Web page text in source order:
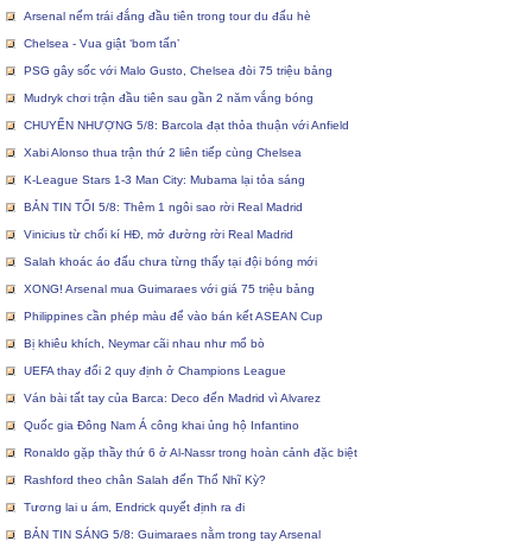
Arsenal nếm trái đắng đầu tiên trong tour du đấu hè
Chelsea - Vua giật ‘bom tấn’
PSG gây sốc với Malo Gusto, Chelsea đòi 75 triệu bảng
Mudryk chơi trận đầu tiên sau gần 2 năm vắng bóng
CHUYỂN NHƯỢNG 5/8: Barcola đạt thỏa thuận với Anfield
Xabi Alonso thua trận thứ 2 liên tiếp cùng Chelsea
K-League Stars 1-3 Man City: Mubama lại tỏa sáng
BẢN TIN TỐI 5/8: Thêm 1 ngôi sao rời Real Madrid
Vinicius từ chối kí HĐ, mở đường rời Real Madrid
Salah khoác áo đấu chưa từng thấy tại đội bóng mới
XONG! Arsenal mua Guimaraes với giá 75 triệu bảng
Philippines cần phép màu để vào bán kết ASEAN Cup
Bị khiêu khích, Neymar cãi nhau như mổ bò
UEFA thay đổi 2 quy định ở Champions League
Ván bài tất tay của Barca: Deco đến Madrid vì Alvarez
Quốc gia Đông Nam Á công khai ủng hộ Infantino
Ronaldo gặp thầy thứ 6 ở Al-Nassr trong hoàn cảnh đặc biệt
Rashford theo chân Salah đến Thổ Nhĩ Kỳ?
Tương lai u ám, Endrick quyết định ra đi
BẢN TIN SÁNG 5/8: Guimaraes nằm trong tay Arsenal